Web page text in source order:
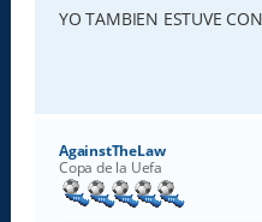
YO TAMBIEN ESTUVE
AgainstTheLaw
Copa de la Uefa